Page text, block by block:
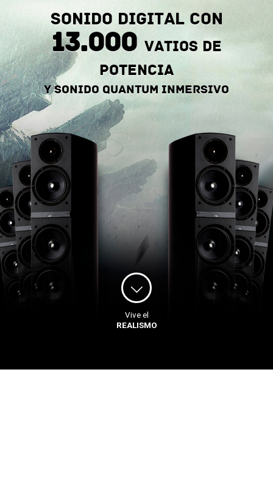
Sonido digital con
13.000 vatios de
potencia
y sonido quantum inmersivo
Vive el
REALISMO